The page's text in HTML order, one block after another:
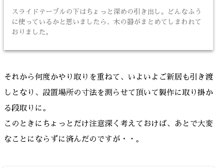
スライドテーブルの下はちょっと深めの引き出し。どんなふう
に使っているかと思いましたら、木の器がまとめてしまわれて
おりました。
それから何度かやり取りを重ねて、いよいよご新居も引き渡
しとなり、設置場所の寸法を測らせて頂いて製作に取り掛か
る段取りに。
このときにちょっとだけ注意深く考えておけば、あとで大変
なことにならずに済んだのですが・・。